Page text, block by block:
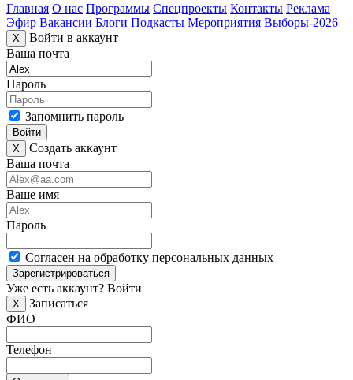
Главная О нас Программы Спецпроекты Контакты Реклама
Эфир Вакансии Блоги Подкасты Мероприятия Выборы-2026
X
Войти в аккаунт
Ваша почта
Пароль
Запомнить пароль
Войти
X
Создать аккаунт
Ваша почта
Ваше имя
Пароль
Согласен на обработку персональных данных
Зарегистрироваться
Уже есть аккаунт? Войти
X
Записаться
ФИО
Телефон